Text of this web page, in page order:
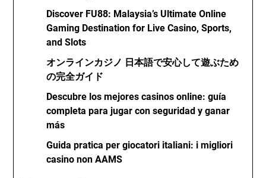
Discover FU88: Malaysia’s Ultimate Online
Gaming Destination for Live Casino, Sports,
and Slots
オンラインカジノ 日本語で安心して遊ぶため
の完全ガイド
Descubre los mejores casinos online: guía
completa para jugar con seguridad y ganar
más
Guida pratica per giocatori italiani: i migliori
casino non AAMS